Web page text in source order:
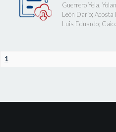
Guerrero Yela,
León Darío; Acosta
Luis Eduardo;
1